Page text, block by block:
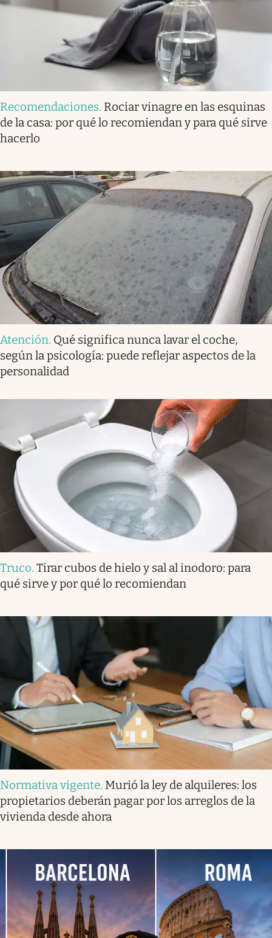
Recomendaciones. Rociar vinagre en las esquinas
de la casa: por qué lo recomiendan y para qué sirve
hacerlo
Atención. Qué significa nunca lavar el coche,
según la psicología: puede reflejar aspectos de la
personalidad
Truco. Tirar cubos de hielo y sal al inodoro: para
qué sirve y por qué lo recomiendan
Normativa vigente. Murió la ley de alquileres: los
propietarios deberán pagar por los arreglos de la
vivienda desde ahora